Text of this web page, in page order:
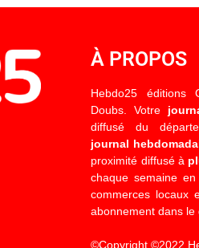
À PROPOS
Hebdo25 éditions
Doubs. Votre
diffusé du
journal
proximité diffusé à
chaque semaine
commerces locaux
abonnement dans le
©Copyright ©2022